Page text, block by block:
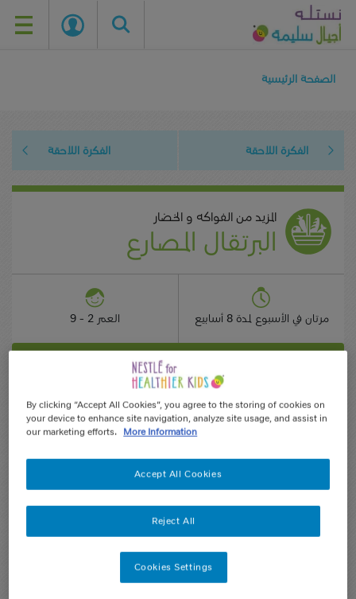
الصفحة الرئيسية
الفكرة اللاحقة الفكرة اللاحقة
المزيد من الفواكه و الخضار
البرتقال المصارع
مرتان في الأسبوع لمدة 8 أسابيع العمر 2 - 9
ردود الفعل من المستخدمين (8)
By clicking “Accept All Cookies”, you agree to the storing of cookies on
your device to enhance site navigation, analyze site usage, and assist in
our marketing efforts. More Information
Reject All
Accept All Cookies
Cookies Settings